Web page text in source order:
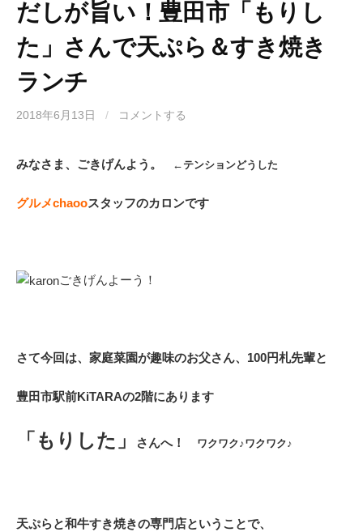
だしが旨い！豊田市「もりし
た」さんで天ぷら＆すき焼き
ランチ
2018年6月13日 / コメントする
みなさま、ごきげんよう。 ←テンションどうした
グルメchaooスタッフのカロンです
ごきげんよーう！
さて今回は、家庭菜園が趣味のお父さん、100円札先輩と
豊田市駅前KiTARAの2階にあります
「もりした」 さんへ！ ワクワク♪ワクワク♪
天ぷらと和牛すき焼きの専門店ということで、